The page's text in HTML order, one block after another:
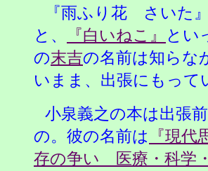
『雨ふり花 さいた
と、
『白いねこ』
とい
の末吉の名前は知らな
いまま、出張にもって
小泉義之の本は出張
の。彼の名前は
『現
存の争い 医療・科学